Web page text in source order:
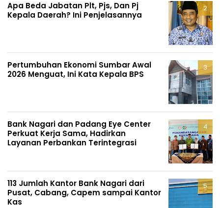
Apa Beda Jabatan Plt, Pjs, Dan Pj
Kepala Daerah? Ini Penjelasannya
Pertumbuhan Ekonomi Sumbar Awal
2026 Menguat, Ini Kata Kepala BPS
Bank Nagari dan Padang Eye Center
Perkuat Kerja Sama, Hadirkan
Layanan Perbankan Terintegrasi
113 Jumlah Kantor Bank Nagari dari
Pusat, Cabang, Capem sampai Kantor
Kas